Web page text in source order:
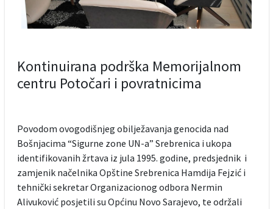
Kontinuirana podrška Memorijalnom
centru Potočari i povratnicima
Povodom ovogodišnjeg obilježavanja genocida nad
Bošnjacima “Sigurne zone UN-a” Srebrenica i ukopa
identifikovanih žrtava iz jula 1995. godine, predsjednik i
zamjenik načelnika Opštine Srebrenica Hamdija Fejzić i
tehnički sekretar Organizacionog odbora Nermin
Alivuković posjetili su Općinu Novo Sarajevo, te održali